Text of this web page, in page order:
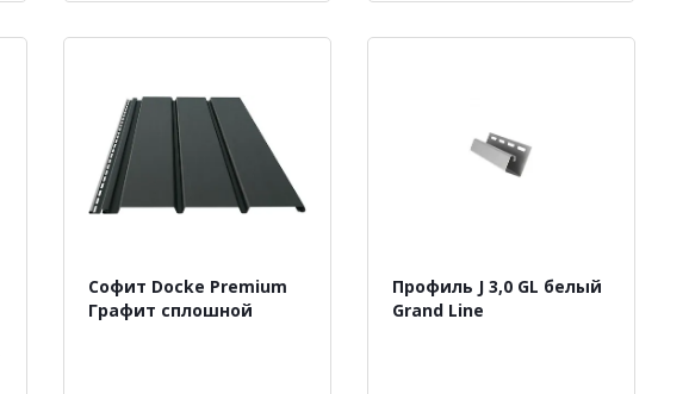
Софит Docke Premium
Графит сплошной
Профиль J 3,0 GL белый
Grand Line